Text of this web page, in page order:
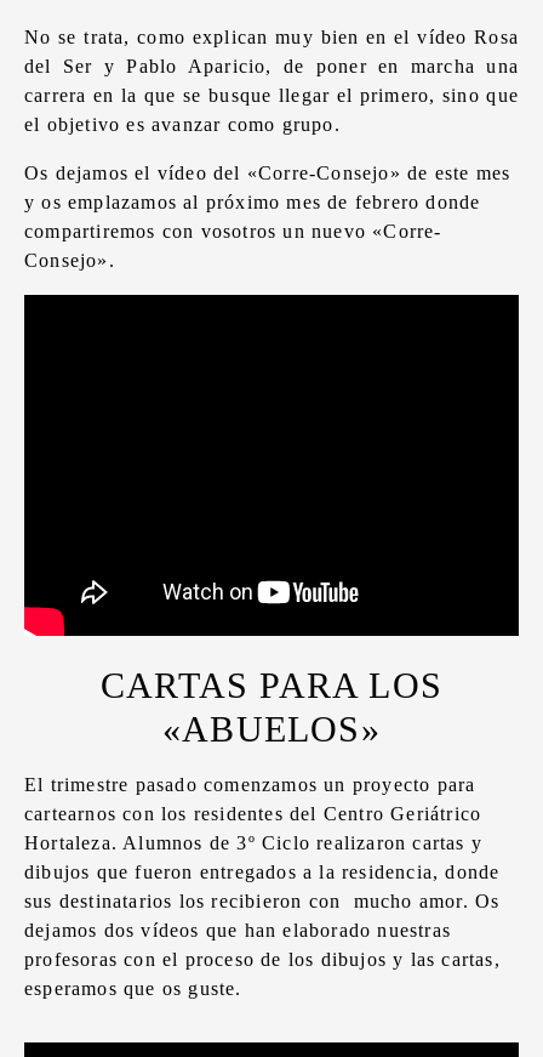
No se trata, como explican muy bien en el vídeo Rosa
del Ser y Pablo Aparicio, de poner en marcha una
carrera en la que se busque llegar el primero, sino que
el objetivo es avanzar como grupo.
Os dejamos el vídeo del «Corre-Consejo» de este mes
y os emplazamos al próximo mes de febrero donde
compartiremos con vosotros un nuevo «Corre-
Consejo».
CARTAS PARA LOS
«ABUELOS»
El trimestre pasado comenzamos un proyecto para
cartearnos con los residentes del Centro Geriátrico
Hortaleza. Alumnos de 3º Ciclo realizaron cartas y
dibujos que fueron entregados a la residencia, donde
sus destinatarios los recibieron con mucho amor. Os
dejamos dos vídeos que han elaborado nuestras
profesoras con el proceso de los dibujos y las cartas,
esperamos que os guste.